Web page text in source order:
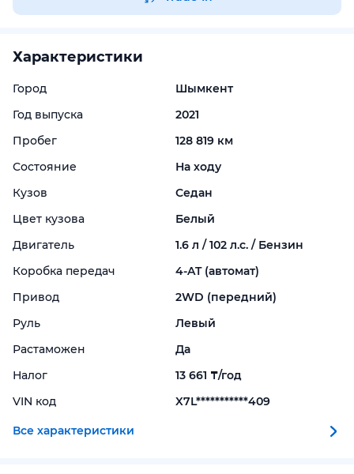
Характеристики
Город
Шымкент
Год выпуска
2021
Пробег
128 819 км
Состояние
На ходу
Кузов
Седан
Цвет кузова
Белый
Двигатель
1.6 л / 102 л.с. / Бензин
Коробка передач
4-AT (автомат)
Привод
2WD (передний)
Руль
Левый
Растаможен
Да
Налог
13 661 ₸/год
VIN код
X7L***********409
Все характеристики